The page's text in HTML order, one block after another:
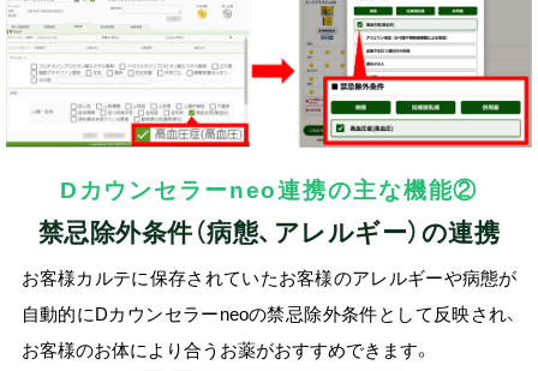
Dカウンセラーneo連携の主な機能②
禁忌除外条件（病態、アレルギー）の連携
お客様カルテに保存されていたお客様のアレルギーや病態が
自動的にDカウンセラーneoの禁忌除外条件として反映され、
お客様のお体により合うお薬がおすすめできます。